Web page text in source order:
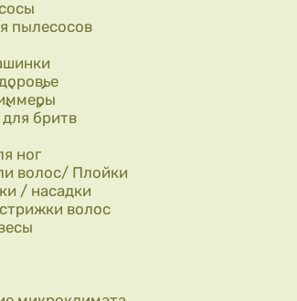
пылесосов
бритв
ног
волос/ Плойки
/ насадки
волос